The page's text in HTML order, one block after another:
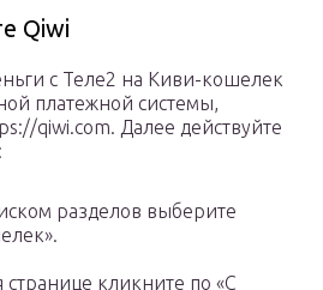
Qiwi
с Теле2 на Киви-кошелек
платежной системы,
qiwi.com. Далее действуйте
разделов выберите
кликните по «С